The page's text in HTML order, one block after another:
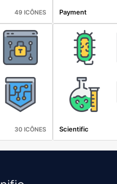
49 ICÔNES Payment
30 ICÔNES Scientific